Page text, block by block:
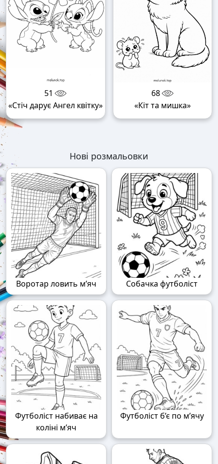
51
«Стіч дарує Ангел квітку»
68
«Кіт та мишка»
Нові розмальовки
Воротар ловить м’яч Собачка футболіст
Футболіст набиває на
коліні м’яч
Футболіст б’є по м’ячу